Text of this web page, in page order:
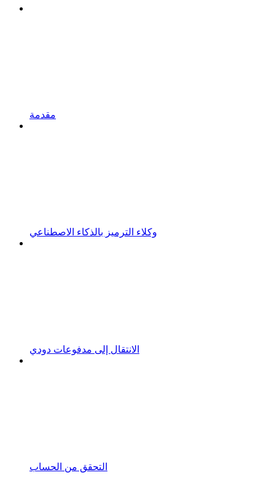
مقدمة
وكلاء الترميز بالذكاء الاصطناعي
الانتقال إلى مدفوعات دودي
التحقق من الحساب